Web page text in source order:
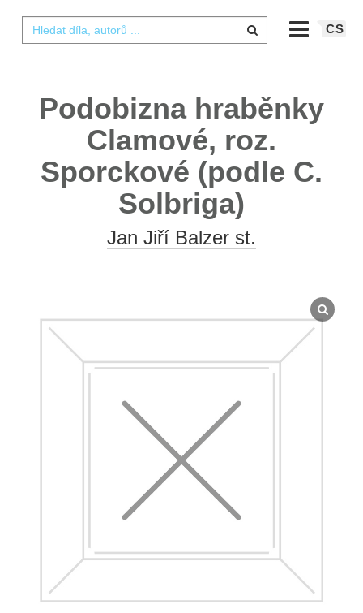
CS
Podobizna hraběnky
Clamové, roz.
Sporckové (podle C.
Solbriga)
Jan Jiří Balzer st.